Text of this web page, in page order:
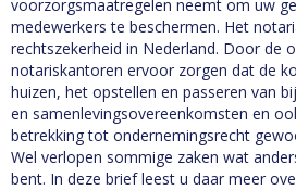
voorzorgsmaatregelen neemt om uw
medewerkers te beschermen. Het
rechtszekerheid in Nederland. Door de
notariskantoren ervoor zorgen dat de
huizen, het opstellen en passeren van
en samenlevingsovereenkomsten en
betrekking tot ondernemingsrecht
Wel verlopen sommige zaken wat
bent. In deze brief leest u daar meer